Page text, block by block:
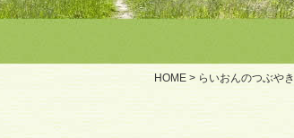
HOME > らいおんのつぶやき